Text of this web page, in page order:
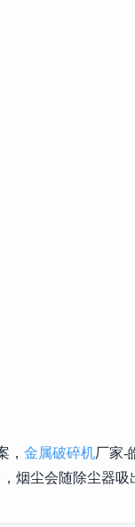
， 金属破碎机厂家-
烟尘会随除尘器